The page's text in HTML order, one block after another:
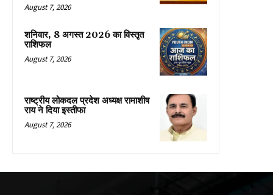
August 7, 2026
शनिवार, 8 अगस्त 2026 का विस्तृत
राशिफल
August 7, 2026
राष्ट्रीय लोकदल प्रदेश अध्यक्ष रामाशीष
राय ने दिया इस्तीफा
August 7, 2026